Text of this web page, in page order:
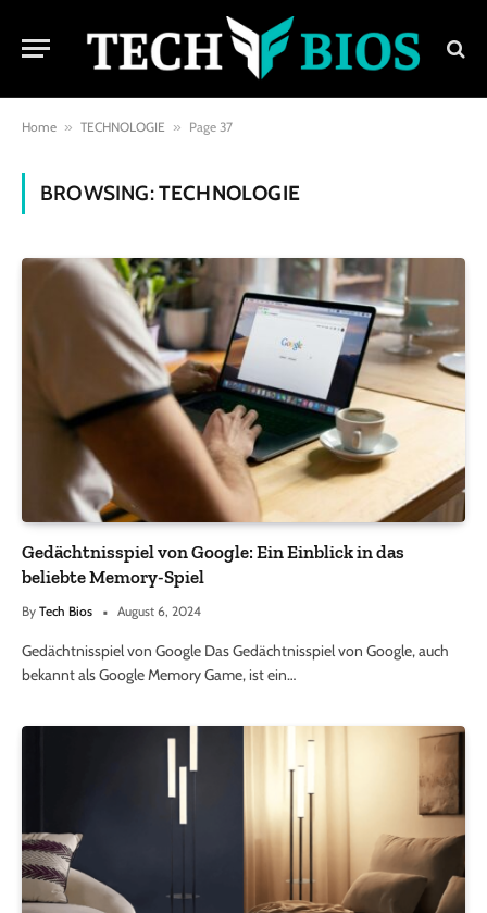
Home » TECHNOLOGIE » Page 37
BROWSING:TECHNOLOGIE
Gedächtnisspiel von Google: Ein Einblick in das
beliebte Memory-Spiel
By Tech Bios August 6, 2024
Gedächtnisspiel von Google Das Gedächtnisspiel von Google, auch
bekannt als Google Memory Game, ist ein…